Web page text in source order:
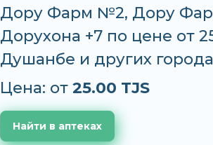
Дору Фарм №2, Дору
Дорухона +7 по цене от
Душанбе и других
Цена: от 25.00 TJS
Найти в аптеках